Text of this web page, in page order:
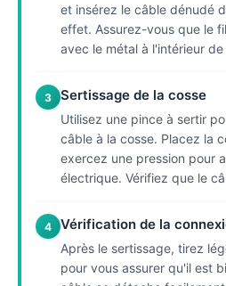
et insérez le câble dénudé
effet. Assurez-vous que le
avec le métal à l'intérieur de
3 Sertissage de la cosse
Utilisez une pince à sertir
câble à la cosse. Placez la
exercez une pression pour
électrique. Vérifiez que le
4 Vérification de la
Après le sertissage, tirez
pour vous assurer qu'il est